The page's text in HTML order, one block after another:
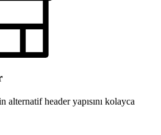
alternatif header yapısını kolayca